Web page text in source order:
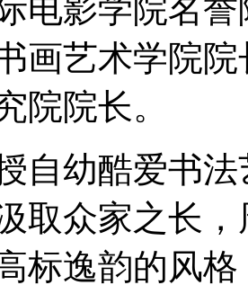
电影学院名
画艺术学院
院院长。
自幼酷爱书
取众家之长
标逸韵的风